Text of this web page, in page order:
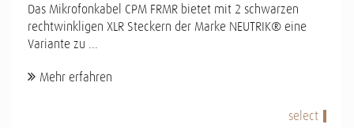
Das Mikrofonkabel CPM FRMR bietet mit 2 schwarzen
rechtwinkligen XLR Steckern der Marke NEUTRIK® eine
Variante zu ...
Mehr erfahren
select